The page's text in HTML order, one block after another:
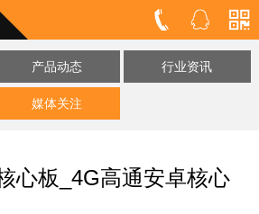
产品动态 行业资讯
媒体关注
心板_4G高通安卓核心